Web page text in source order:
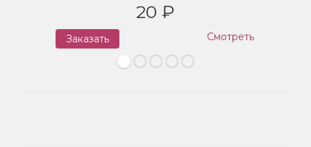
20 ₽
Заказать Смотреть